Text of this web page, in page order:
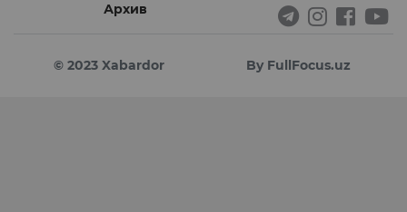
Архив
© 2023 Xabardor By FullFocus.uz